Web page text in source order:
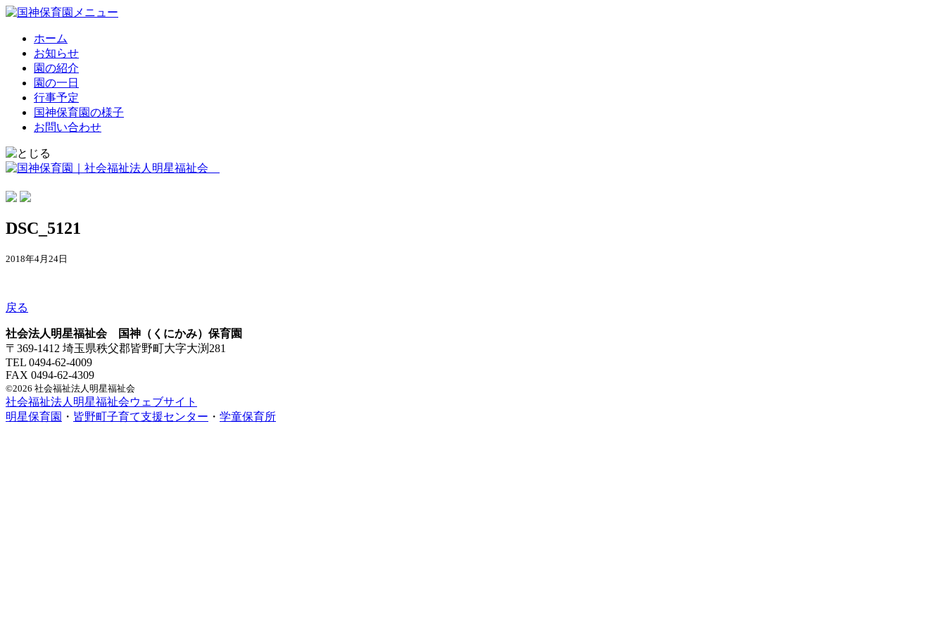
ホーム
お知らせ
園の紹介
園の一日
行事予定
国神保育園の様子
お問い合わせ
DSC_5121
2018年4月24日
戻る
社会法人明星福祉会 国神（くにかみ）保育園
〒369-1412 埼玉県秩父郡皆野町大字大渕281
TEL 0494-62-4009
FAX 0494-62-4309
©2026 社会福祉法人明星福祉会
社会福祉法人明星福祉会ウェブサイト
明星保育園 ・ 皆野町子育て支援センター ・ 学童保育所